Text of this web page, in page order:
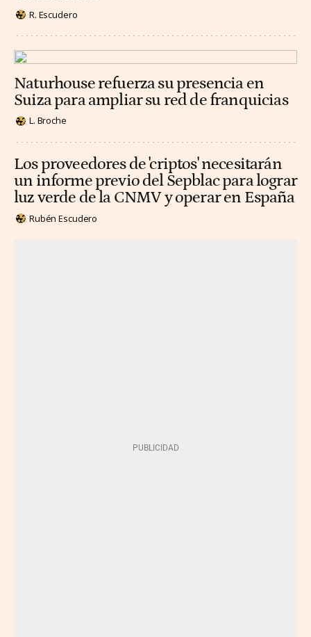
R. Escudero
Naturhouse refuerza su presencia en
Suiza para ampliar su red de franquicias
L. Broche
Los proveedores de 'criptos' necesitarán
un informe previo del Sepblac para lograr
luz verde de la CNMV y operar en España
Rubén Escudero